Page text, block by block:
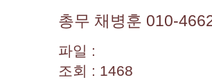
총무 채병훈 010-
파일 :
조회 : 1468